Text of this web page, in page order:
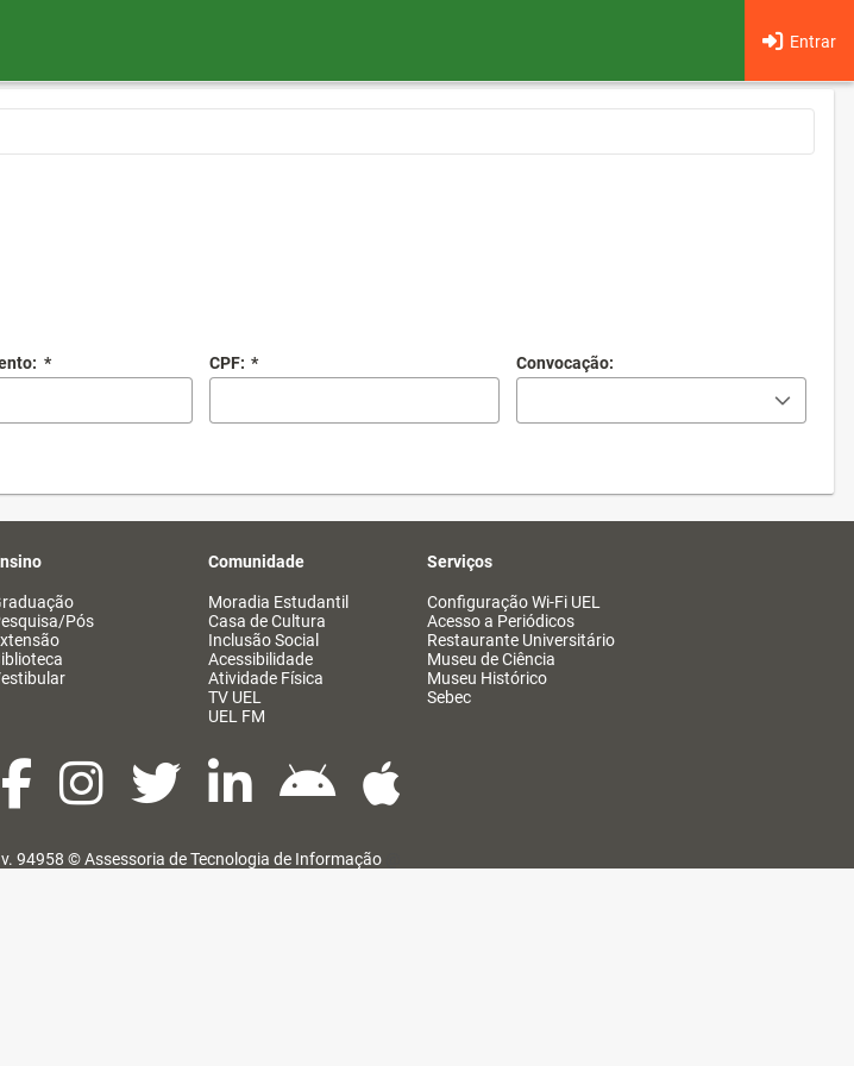
Entrar
* CPF: * Convocação:
Pós
Comunidade
Moradia Estudantil
Casa de Cultura
Inclusão Social
Acessibilidade
Atividade Física
TV UEL
UEL FM
Serviços
Configuração Wi-Fi UEL
Acesso a Periódicos
Restaurante Universitário
Museu de Ciência
Museu Histórico
Sebec
v. 94958 ©Assessoria de Tecnologia de Informação